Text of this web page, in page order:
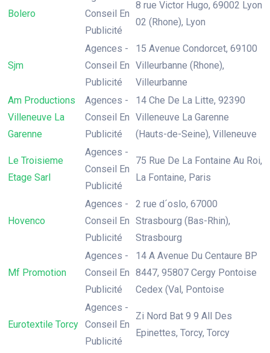
Bolero
Conseil En
Publicité
8 rue Victor Hugo, 69002 Lyon
02 (Rhone), Lyon
Sjm
Agences -
Conseil En
Publicité
15 Avenue Condorcet, 69100
Villeurbanne (Rhone),
Villeurbanne
Am Productions
Villeneuve La
Garenne
Agences -
Conseil En
Publicité
14 Che De La Litte, 92390
Villeneuve La Garenne
(Hauts-de-Seine), Villeneuve
Le Troisieme
Etage Sarl
Agences -
Conseil En
Publicité
75 Rue De La Fontaine Au Roi,
La Fontaine, Paris
Hovenco
Agences -
Conseil En
Publicité
2 rue d´oslo, 67000
Strasbourg (Bas-Rhin),
Strasbourg
Mf Promotion
Agences -
Conseil En
Publicité
14 A Avenue Du Centaure BP
8447, 95807 Cergy Pontoise
Cedex (Val, Pontoise
Eurotextile Torcy
Agences -
Conseil En
Publicité
Zi Nord Bat 9 9 All Des
Epinettes, Torcy, Torcy